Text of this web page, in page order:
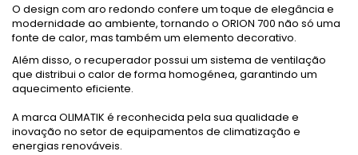
O design com aro redondo confere um toque de elegância e
modernidade ao ambiente, tornando o ORION 700 não só uma
fonte de calor, mas também um elemento decorativo.
Além disso, o recuperador possui um sistema de ventilação
que distribui o calor de forma homogénea, garantindo um
aquecimento eficiente.
A marca OLIMATIK é reconhecida pela sua qualidade e
inovação no setor de equipamentos de climatização e
energias renováveis.